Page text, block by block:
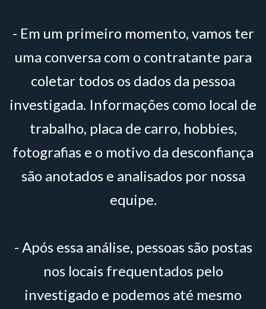
- Em um primeiro momento, vamos ter
uma conversa com o contratante para
coletar todos os dados da pessoa
investigada. Informações como local de
trabalho, placa de carro, hobbies,
fotografias e o motivo da desconfiança
são anotados e analisados por nossa
equipe.
- Após essa análise, pessoas são postas
nos locais frequentados pelo
investigado e podemos até mesmo